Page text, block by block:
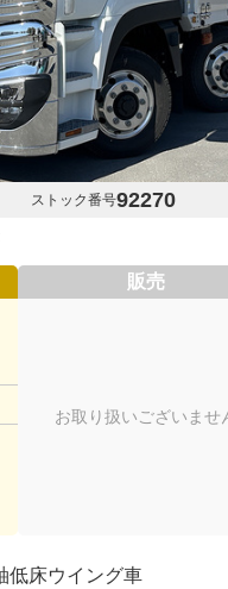
ストック番号92270
販売
お取り扱いございませ
低床ウイング車